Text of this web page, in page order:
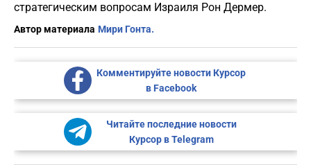
стратегическим вопросам Израиля Рон Дермер.
Автор материала Мири Гонта.
Комментируйте новости Курсор
в Facebook
Читайте последние новости
Курсор в Telegram